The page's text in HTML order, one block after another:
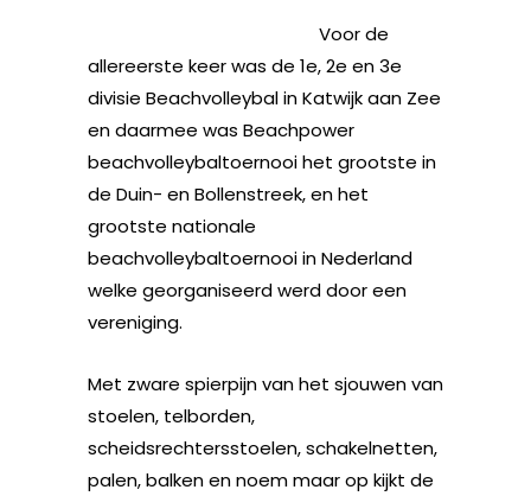
Voor de
allereerste keer was de 1e, 2e en 3e
divisie Beachvolleybal in Katwijk aan Zee
en daarmee was Beachpower
beachvolleybaltoernooi het grootste in
de Duin- en Bollenstreek, en het
grootste nationale
beachvolleybaltoernooi in Nederland
welke georganiseerd werd door een
vereniging.
Met zware spierpijn van het sjouwen van
stoelen, telborden,
scheidsrechtersstoelen, schakelnetten,
palen, balken en noem maar op kijkt de